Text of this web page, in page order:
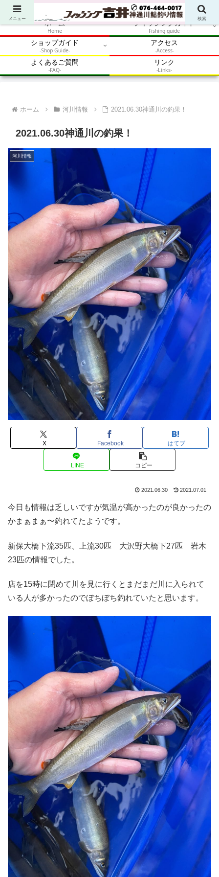
アウトドア・釣り・鮎・自然体験を加速させるメディア
ホーム
Home
フィッシングガイド
Fishing guide
ショップガイド
-Shop Guide-
アクセス
-Access-
よくあるご質問
-FAQ-
リンク
-Links-
ホーム 河川情報 2021.06.30神通川の釣果！
2021.06.30神通川の釣果！
河川情報
X Facebook はてブ
LINE コピー
2021.06.30 2021.07.01
今日も情報は乏しいですが気温が高かったのが良かったの
かまぁまぁ〜釣れてたようです。
新保大橋下流35匹、上流30匹 大沢野大橋下27匹 岩木
23匹の情報でした。
店を15時に閉めて川を見に行くとまだまだ川に入られて
いる人が多かったのでぼちぼち釣れていたと思います。
メニュー 検索